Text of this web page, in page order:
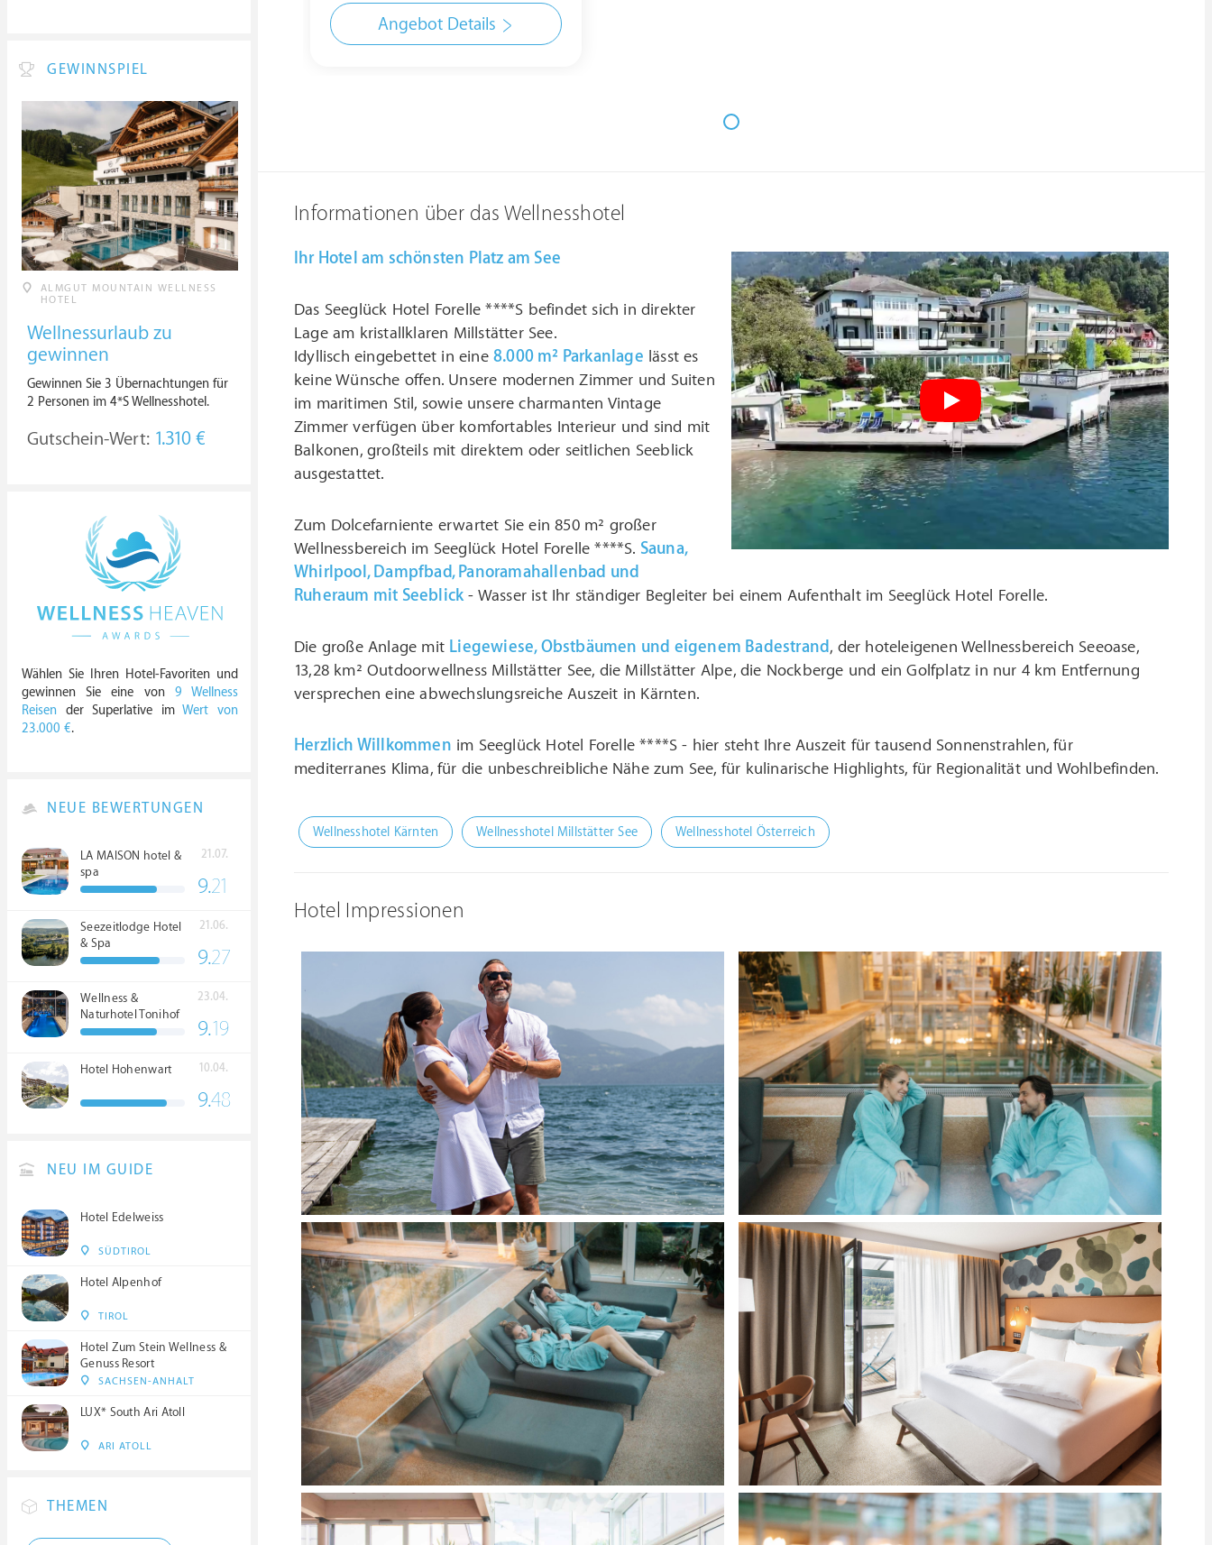
Angebot Details
Informationen über das Wellnesshotel
Ihr Hotel am schönsten Platz am See
Das Seeglück Hotel Forelle ****S befindet sich in direkter
Lage am kristallklaren Millstätter See.
Idyllisch eingebettet in eine 8.000 m² Parkanlage lässt es
keine Wünsche offen. Unsere modernen Zimmer und Suiten
im maritimen Stil, sowie unsere charmanten Vintage
Zimmer verfügen über komfortables Interieur und sind mit
Balkonen, großteils mit direktem oder seitlichen Seeblick
ausgestattet.
Zum Dolcefarniente erwartet Sie ein 850 m² großer
Wellnessbereich im Seeglück Hotel Forelle ****S. Sauna,
Whirlpool, Dampfbad, Panoramahallenbad und
Ruheraum mit Seeblick- Wasser ist Ihr ständiger Begleiter bei einem Aufenthalt im Seeglück Hotel Forelle.
Die große Anlage mit Liegewiese, Obstbäumen und eigenem Badestrand, der hoteleigenen Wellnessbereich Seeoase,
13,28 km² Outdoorwellness Millstätter See, die Millstätter Alpe, die Nockberge und ein Golfplatz in nur 4 km Entfernung
versprechen eine abwechslungsreiche Auszeit in Kärnten.
Herzlich Willkommen im Seeglück Hotel Forelle ****S - hier steht Ihre Auszeit für tausend Sonnenstrahlen, für
mediterranes Klima, für die unbeschreibliche Nähe zum See, für kulinarische Highlights, für Regionalität und Wohlbefinden.
Wellnesshotel Kärnten Wellnesshotel Millstätter See Wellnesshotel Österreich
Hotel Impressionen
GEWINNSPIEL
ALMGUT MOUNTAIN WELLNESS
HOTEL
Wellnessurlaub zu
gewinnen
Gewinnen Sie 3 Übernachtungen für
2 Personen im 4*S Wellnesshotel.
Gutschein-Wert: 1.310 €
Wählen Sie Ihren Hotel-Favoriten und
gewinnen Sie eine von 9 Wellness
Reisen der Superlative imWert von
23.000 €.
NEUE BEWERTUNGEN
LA MAISON hotel &
spa
21.07.
9.21
Seezeitlodge Hotel
& Spa
21.06.
9.27
Wellness &
Naturhotel Tonihof
****S
23.04.
9.19
Hotel Hohenwart 10.04.
9.48
NEU IM GUIDE
Hotel Edelweiss
SÜDTIROL
Hotel Alpenhof
TIROL
Hotel Zum Stein Wellness &
Genuss Resort
SACHSEN-ANHALT
LUX* South Ari Atoll
ARI ATOLL
THEMEN